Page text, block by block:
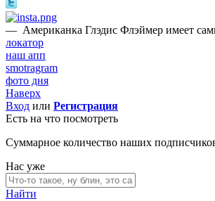
— Американка Глэдис Флэймер имеет
локатор
наш апп
smotragram
фото дня
Наверх
Вход или Регистрация
Есть на что посмотреть
Суммарное количество наших
Нас уже
Найти